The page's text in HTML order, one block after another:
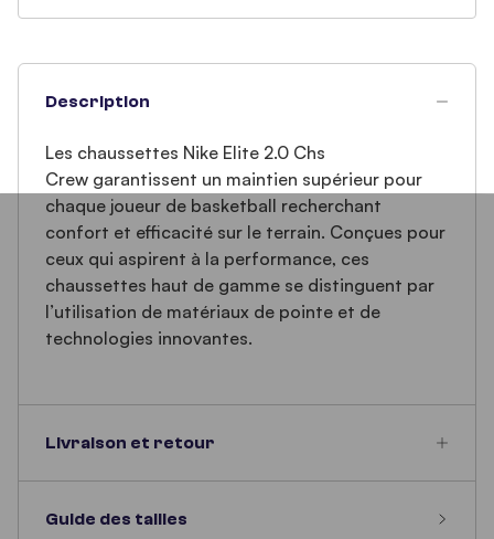
Description
Les chaussettes Nike Elite 2.0 Chs
Crew garantissent un maintien supérieur pour
chaque joueur de basketball recherchant
confort et efficacité sur le terrain. Conçues pour
ceux qui aspirent à la performance, ces
chaussettes haut de gamme se distinguent par
l’utilisation de matériaux de pointe et de
technologies innovantes.
Livraison et retour
Guide des tailles